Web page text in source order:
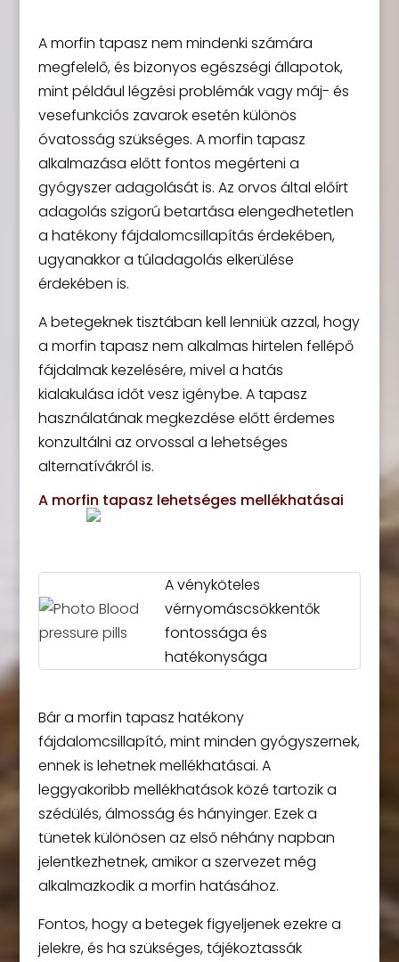
A morfin tapasz nem mindenki számára
megfelelő, és bizonyos egészségi állapotok,
mint például légzési problémák vagy máj- és
vesefunkciós zavarok esetén különös
óvatosság szükséges. A morfin tapasz
alkalmazása előtt fontos megérteni a
gyógyszer adagolását is. Az orvos által előírt
adagolás szigorú betartása elengedhetetlen
a hatékony fájdalomcsillapítás érdekében,
ugyanakkor a túladagolás elkerülése
érdekében is.
A betegeknek tisztában kell lenniük azzal, hogy
a morfin tapasz nem alkalmas hirtelen fellépő
fájdalmak kezelésére, mivel a hatás
kialakulása időt vesz igénybe. A tapasz
használatának megkezdése előtt érdemes
konzultálni az orvossal a lehetséges
alternatívákról is.
A morfin tapasz lehetséges mellékhatásai
A vényköteles
vérnyomáscsökkentők
fontossága és
hatékonysága
Bár a morfin tapasz hatékony
fájdalomcsillapító, mint minden gyógyszernek,
ennek is lehetnek mellékhatásai. A
leggyakoribb mellékhatások közé tartozik a
szédülés, álmosság és hányinger. Ezek a
tünetek különösen az első néhány napban
jelentkezhetnek, amikor a szervezet még
alkalmazkodik a morfin hatásához.
Fontos, hogy a betegek figyeljenek ezekre a
jelekre, és ha szükséges, tájékoztassák